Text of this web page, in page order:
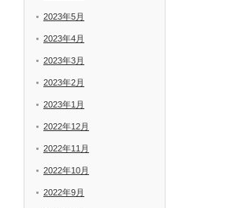
2023年5月
2023年4月
2023年3月
2023年2月
2023年1月
2022年12月
2022年11月
2022年10月
2022年9月